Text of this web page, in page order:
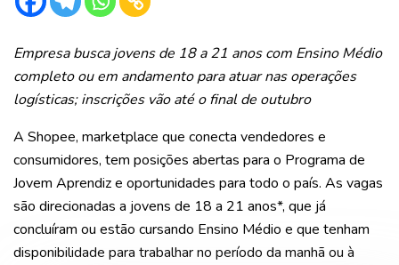
Empresa busca jovens de 18 a 21 anos com Ensino Médio
completo ou em andamento para atuar nas operações
logísticas; inscrições vão até o final de outubro
A Shopee, marketplace que conecta vendedores e
consumidores, tem posições abertas para o Programa de
Jovem Aprendiz e oportunidades para todo o país. As vagas
são direcionadas a jovens de 18 a 21 anos*, que já
concluíram ou estão cursando Ensino Médio e que tenham
disponibilidade para trabalhar no período da manhã ou à